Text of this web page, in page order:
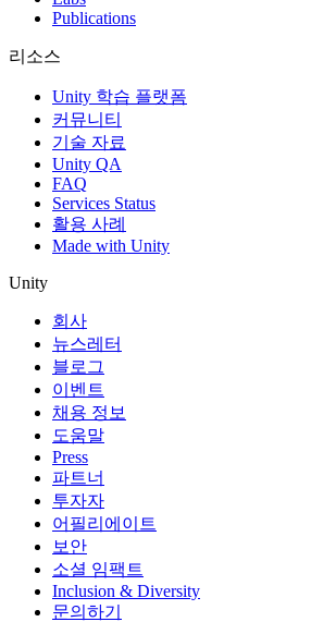
Publications
리소스
Unity 학습 플랫폼
커뮤니티
기술 자료
Unity QA
FAQ
Services Status
활용 사례
Made with Unity
Unity
회사
뉴스레터
블로그
이벤트
채용 정보
도움말
Press
파트너
투자자
어필리에이트
보안
소셜 임팩트
Inclusion & Diversity
문의하기